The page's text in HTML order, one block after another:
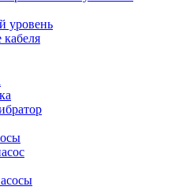
уровень
кабеля